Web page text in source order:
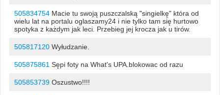
505834754Macie tu swoją puszczalską "singielkę" która od
wielu lat na portalu oglaszamy24 i nie tylko tam się hurtowo
spotyka z każdym jak leci. Przebieg jej krocza jak u tirów.
505817120Wyłudzanie.
505875861 Sępi foty na What's UPA.blokowac od razu
505853739Oszustwo!!!!